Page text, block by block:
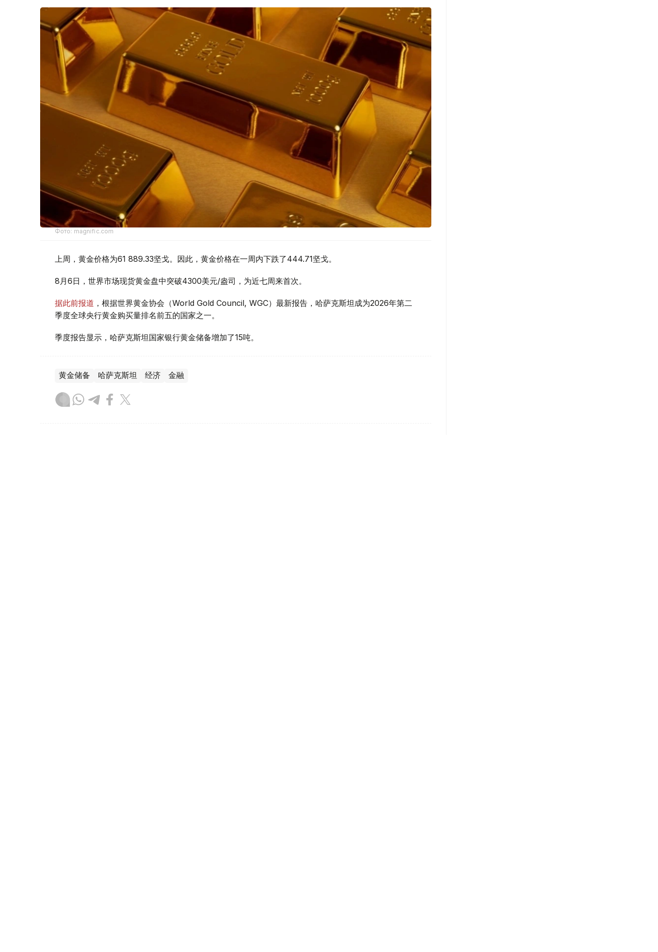
Фото: magnific.com
上周，黄金价格为61 889.33坚戈。因此，黄金价格在一周内下跌了444.71坚戈。
8月6日，世界市场现货黄金盘中突破4300美元/盎司，为近七周来首次。
据此前报道 ，根据世界黄金协会（World Gold Council, WGC）最新报告，哈萨克斯坦成为2026年第二
季度全球央行黄金购买量排名前五的国家之一。
季度报告显示，哈萨克斯坦国家银行黄金储备增加了15吨。
黄金储备 哈萨克斯坦 经济 金融